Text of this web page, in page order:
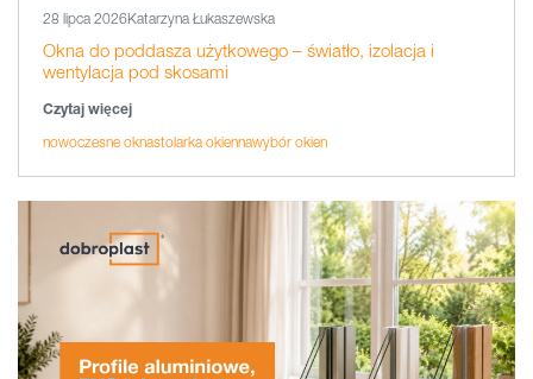
28 lipca 2026Katarzyna Łukaszewska
Okna do poddasza użytkowego – światło, izolacja i
wentylacja pod skosami
Czytaj więcej
nowoczesne oknastolarka okiennawybór okien